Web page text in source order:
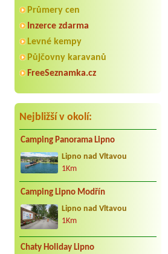
Průmery cen
Inzerce zdarma
Levné kempy
Půjčovny karavanů
FreeSeznamka.cz
Nejbližší v okolí:
Camping Panorama Lipno
Lipno nad Vltavou
1Km
Camping Lipno Modřín
Lipno nad Vltavou
1Km
Chaty Holiday Lipno
po Lipně